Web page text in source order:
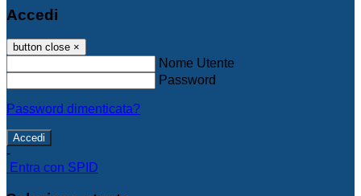
Accedi
button close ×
Nome Utente
Password
Password dimenticata?
-
Entra con SPID